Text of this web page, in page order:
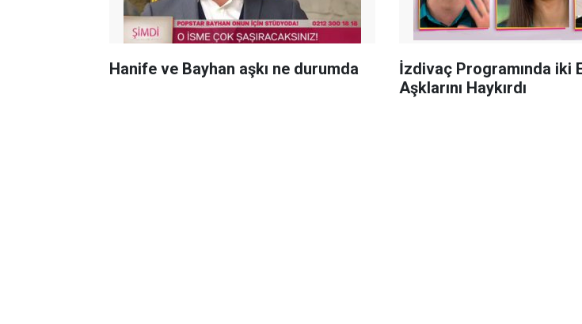
Hanife ve Bayhan aşkı ne durumda
İzdivaç Programında iki
Aşklarını Haykırdı